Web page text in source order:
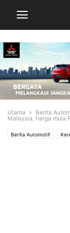
Utama Berita
Malaysia, harga mula
Berita Automotif